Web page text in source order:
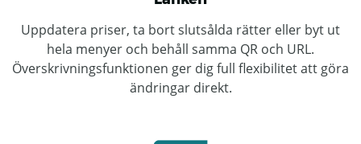
Uppdatera priser, ta bort slutsålda rätter eller byt ut
hela menyer och behåll samma QR och URL.
Överskrivningsfunktionen ger dig full flexibilitet att göra
ändringar direkt.